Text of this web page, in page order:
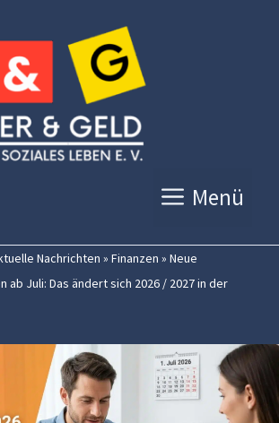
Menü
Nachrichten » Finanzen » Neue
ab Juli: Das ändert sich 2026 / 2027 in der